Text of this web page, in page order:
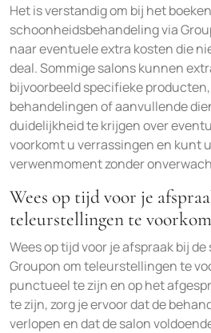
Het is verstandig om bij het
schoonheidsbehandeling via
naar eventuele extra kosten die
deal. Sommige salons kunnen
bijvoorbeeld specifieke
behandelingen of aanvullende
duidelijkheid te krijgen over
voorkomt u verrassingen en kunt
verwenmoment zonder
Wees op tijd voor je
teleurstellingen te
Wees op tijd voor je afspraak bij
Groupon om teleurstellingen te
punctueel te zijn en op het
te zijn, zorg je ervoor dat de
verlopen en dat de salon